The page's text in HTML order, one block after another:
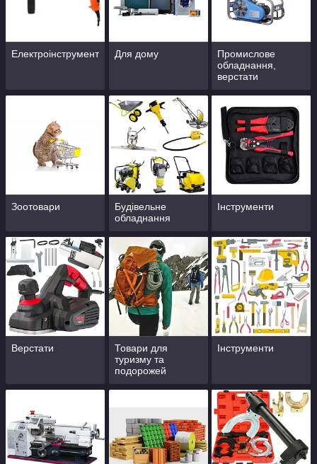
Електроінструмент Для дому
Промислове
обладнання,
верстати
Зоотовари
Будівельне
обладнання
Інструменти
Верстати
Товари для
туризму та
подорожей
Інструменти